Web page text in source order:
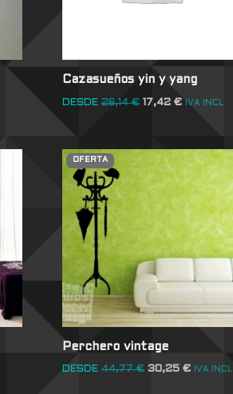
Cazasueños yin y yang
DESDE 26,14€ 17,42 € IVA INCL
OFERTA
Perchero vintage
DESDE 44,77€ 30,25 € IVA INCL